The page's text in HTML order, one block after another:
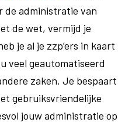
de administratie van
de wet, vermijd je
je al je zzp’ers in kaart
veel geautomatiseerd
zaken. Je bespaart
gebruiksvriendelijke
jouw administratie op